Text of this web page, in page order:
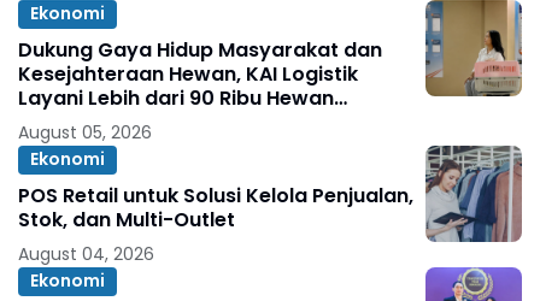
Ekonomi
Dukung Gaya Hidup Masyarakat dan
Kesejahteraan Hewan, KAI Logistik
Layani Lebih dari 90 Ribu Hewan
Peliharaan pada Semester I 2026
August 05, 2026
Ekonomi
POS Retail untuk Solusi Kelola Penjualan,
Stok, dan Multi-Outlet
August 04, 2026
Ekonomi